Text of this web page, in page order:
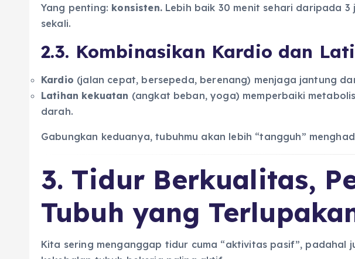
Yang penting: konsisten.Lebih baik 30 menit sehari daripada 3
sekali.
2.3. Kombinasikan Kardio dan
Kardio (jalan cepat, bersepeda, berenang) menjaga jantung
Latihan kekuatan (angkat beban, yoga) memperbaiki
darah.
Gabungkan keduanya, tubuhmu akan lebih “tangguh”
3. Tidur Berkualitas,
Tubuh yang
Kita sering menganggap tidur cuma “aktivitas pasif”, padahal